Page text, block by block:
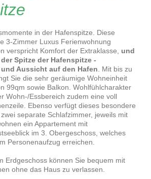
in der Hafenspitze. Diese
3-Zimmer Luxus Ferienwohnung
verspricht Komfort der Extraklasse, und
Spitze der Hafenspitze -
Aussicht auf den Hafen . Mit bis zu
Sie die sehr geräumige Wohneinheit
99qm sowie Balkon. Wohlfühlcharakter
Wohn-/Essbereich zudem eine voll
Ebenso verfügt dieses besondere
separate Schlafzimmer, jeweils mit
ein Appartement mit
im 3. Obergeschoss, welches
Personenaufzug erreichen.
Erdgeschoss können Sie bequem mit
ohne das Haus zu verlassen.